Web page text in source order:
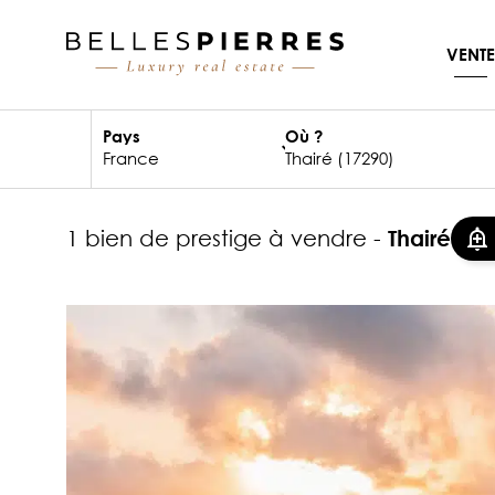
VENTE
Pays Où ?
1 bien de prestige à vendre - Thairé